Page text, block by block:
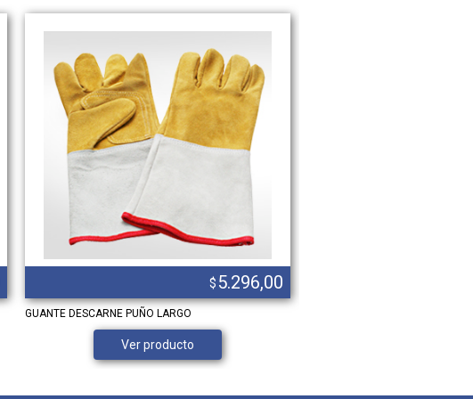
$ 5.296,00
GUANTE DESCARNE PUÑO LARGO
Ver producto